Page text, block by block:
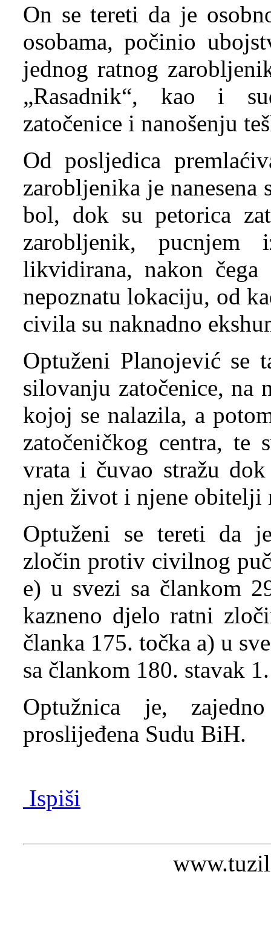
On se tereti da je
osobama, počinio
jednog ratnog
„Rasadnik“, kao i
zatočenice i nanošenju
Od posljedica
zarobljenika je nanesena
bol, dok su petorica
zarobljenik, pucnjem
likvidirana, nakon
nepoznatu lokaciju, od
civila su naknadno
Optuženi Planojević se
silovanju zatočenice, na
kojoj se nalazila, a
zatočeničkog centra, te
vrata i čuvao stražu
njen život i njene obitelji
Optuženi se tereti da
zločin protiv civilnog
e) u svezi sa člankom
kazneno djelo ratni
članka 175. točka a) u
sa člankom 180. stavak
Optužnica je,
proslijeđena Sudu
Ispiši